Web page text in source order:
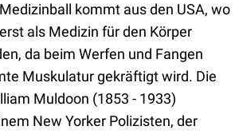
kommt aus den USA, wo
als Medizin für den Körper
da beim Werfen und Fangen
Muskulatur gekräftigt wird. Die
Muldoon (1853 - 1933)
New Yorker Polizisten, der